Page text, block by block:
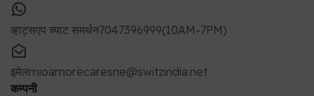
व्हाट्सएप च्याट समर्थन7047396999(10AM-7PM)
इमेलmioamorecaresne@switzindia.net
कम्पनी